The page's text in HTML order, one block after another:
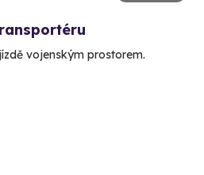
vojenským prostorem.